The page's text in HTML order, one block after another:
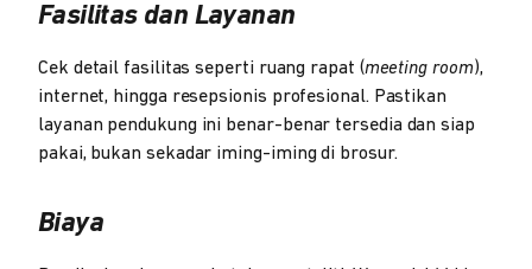
Fasilitas dan Layanan
Cek detail fasilitas seperti ruang rapat (meeting room),
internet, hingga resepsionis profesional. Pastikan
layanan pendukung ini benar-benar tersedia dan siap
pakai, bukan sekadar iming-iming di brosur.
Biaya